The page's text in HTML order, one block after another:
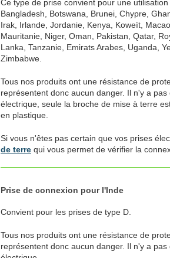
Ce type de prise convient pour une
Bangladesh, Botswana, Brunei, Chypre,
Irak, Irlande, Jordanie, Kenya, Koweït,
Mauritanie, Niger, Oman, Pakistan, Qatar,
Lanka, Tanzanie, Emirats Arabes, Uganda,
Zimbabwe.
Tous nos produits ont une résistance de
représentent donc aucun danger. Il n'y a
électrique, seule la broche de mise à terre
en plastique.
Si vous n'êtes pas certain que vos prises
de terre qui vous permet de vérifier la
Prise de connexion pour l'Inde
Convient pour les prises de type D.
Tous nos produits ont une résistance de
représentent donc aucun danger. Il n'y a